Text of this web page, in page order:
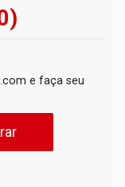
e faça seu